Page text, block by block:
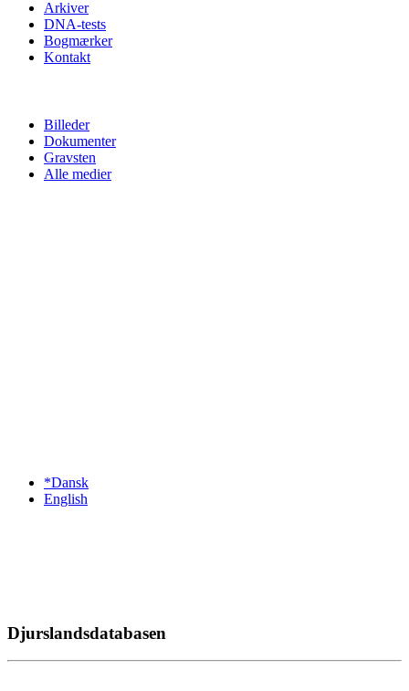
Billeder
Dokumenter
Gravsten
Alle medier
Arkiver
DNA-tests
Bogmærker
Kontakt
*Dansk
English
Djurslandsdatabasen